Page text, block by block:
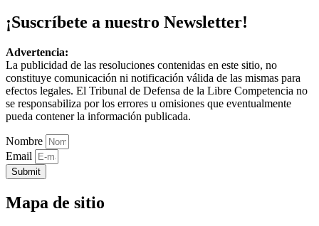
¡Suscríbete a nuestro Newsletter!
Advertencia:
La publicidad de las resoluciones contenidas en este sitio, no
constituye comunicación ni notificación válida de las mismas para
efectos legales. El Tribunal de Defensa de la Libre Competencia no
se responsabiliza por los errores u omisiones que eventualmente
pueda contener la información publicada.
Nombre
Email
Submit
Mapa de sitio